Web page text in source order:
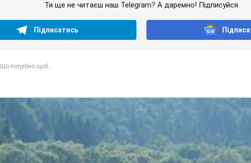
Ти ще не читаєш наш Telegram? А даремно! Підписуйся
Підписатись
Що потрібно щоб...